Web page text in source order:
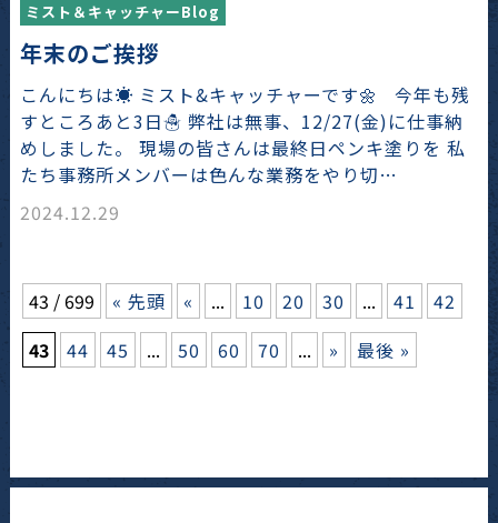
ミスト＆キャッチャーBlog
年末のご挨拶
こんにちは☀️ ミスト&キャッチャーです🌼 今年も残
すところあと3日☃️ 弊社は無事、12/27(金)に仕事納
めしました。 現場の皆さんは最終日ペンキ塗りを 私
たち事務所メンバーは色んな業務をやり切…
2024.12.29
43 / 699 « 先頭 « ... 10 20 30 ... 41
42
43
44 45 ... 50 60 70 ... » 最後 »